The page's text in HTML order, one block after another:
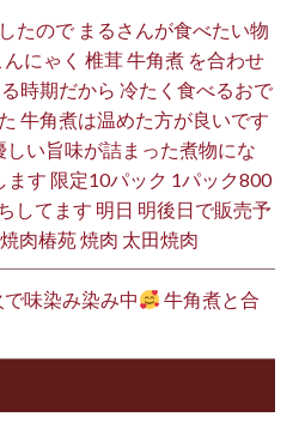
たので まるさんが食べたい物
にゃく 椎茸 牛角煮 を合わせ
時期だから 冷たく食べるおで
牛角煮は温めた方が良いです
しい旨味が詰まった煮物にな
ます 限定10パック 1パック800
してます 明日 明後日で販売予
肉椿苑 焼肉 太田焼肉
味染み染み中
牛角煮と合